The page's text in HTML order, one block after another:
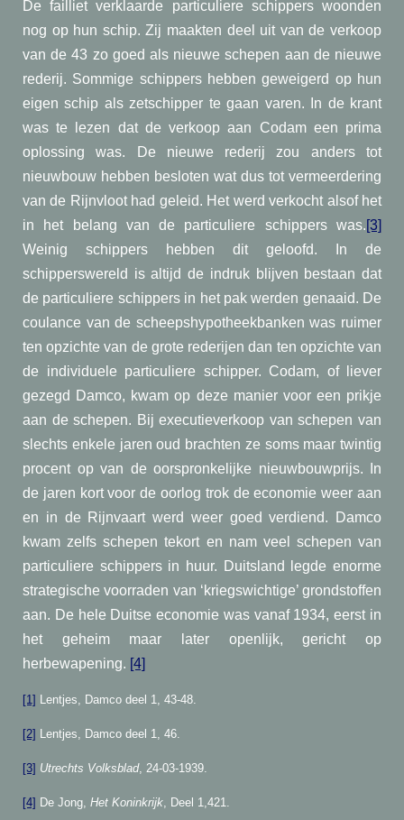
De failliet verklaarde particuliere schippers woonden
nog op hun schip. Zij maakten deel uit van de verkoop
van de 43 zo goed als nieuwe schepen aan de nieuwe
rederij. Sommige schippers hebben geweigerd op hun
eigen schip als zetschipper te gaan varen. In de krant
was te lezen dat de verkoop aan Codam een prima
oplossing was. De nieuwe rederij zou anders tot
nieuwbouw hebben besloten wat dus tot vermeerdering
van de Rijnvloot had geleid. Het werd verkocht alsof het
in het belang van de particuliere schippers was.[3]
Weinig schippers hebben dit geloofd. In de
schipperswereld is altijd de indruk blijven bestaan dat
de particuliere schippers in het pak werden genaaid. De
coulance van de scheepshypotheekbanken was ruimer
ten opzichte van de grote rederijen dan ten opzichte van
de individuele particuliere schipper. Codam, of liever
gezegd Damco, kwam op deze manier voor een prikje
aan de schepen. Bij executieverkoop van schepen van
slechts enkele jaren oud brachten ze soms maar twintig
procent op van de oorspronkelijke nieuwbouwprijs. In
de jaren kort voor de oorlog trok de economie weer aan
en in de Rijnvaart werd weer goed verdiend. Damco
kwam zelfs schepen tekort en nam veel schepen van
particuliere schippers in huur. Duitsland legde enorme
strategische voorraden van ‘kriegswichtige’ grondstoffen
aan. De hele Duitse economie was vanaf 1934, eerst in
het geheim maar later openlijk, gericht op
herbewapening. [4]
[1] Lentjes, Damco deel 1, 43-48.
[2] Lentjes, Damco deel 1, 46.
[3] Utrechts Volksblad, 24-03-1939.
[4] De Jong, Het Koninkrijk, Deel 1,421.